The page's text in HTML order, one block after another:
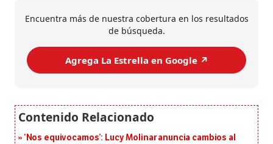
Encuentra más de nuestra cobertura en los resultados
de búsqueda.
Agrega La Estrella en Google ↗️
‘Nos equivocamos’: Lucy Molinar anuncia cambios al